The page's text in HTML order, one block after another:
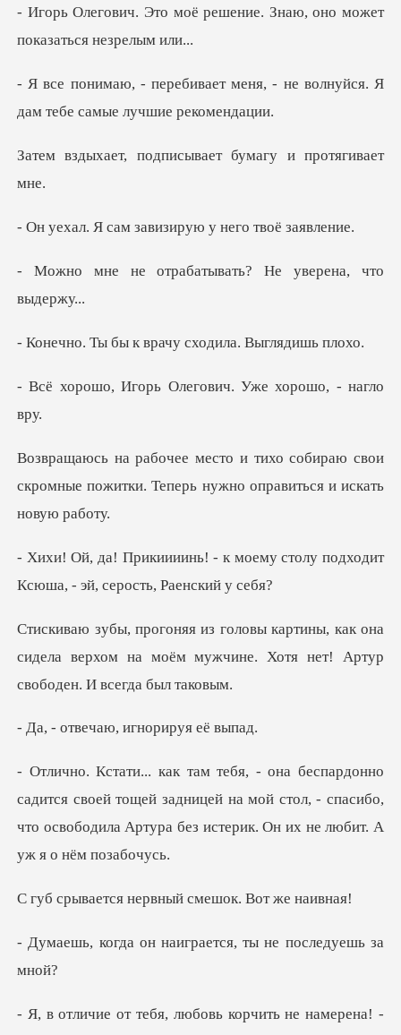
решение. Знаю, оно может
меня, - не волнуйся. Я
дам т
одписывает бумагу
м завизирую у не
абатывать? Не увер
к врачу сходила
ь Олегович. Уже хо
бираю свои
скромные пожитки. Теперь ну
к моему столу подходит
Ксюша,
как она
сидела верхом на моём мужчине. Хот
чаю, игнорир
своей тощей задницей на мой стол, - спасибо,
что освободила
нервный смешок.
наиграется, ты не
любовь корчить не наме